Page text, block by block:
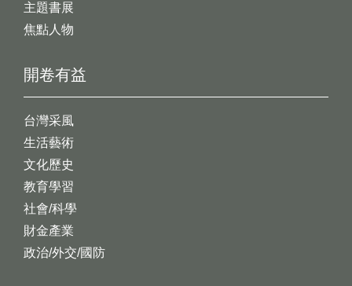
開卷有益
台灣采風
生活藝術
文化歷史
教育學習
社會/科學
財金產業
政治/外交/國防
主題書展
焦點人物